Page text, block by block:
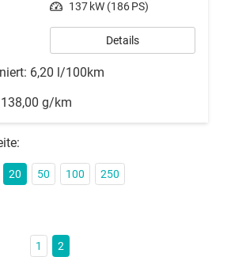
Leistung 137 kW (186 PS)
Details
6,20 l/100km
138,00 g/km
20 50 100 250
1 2